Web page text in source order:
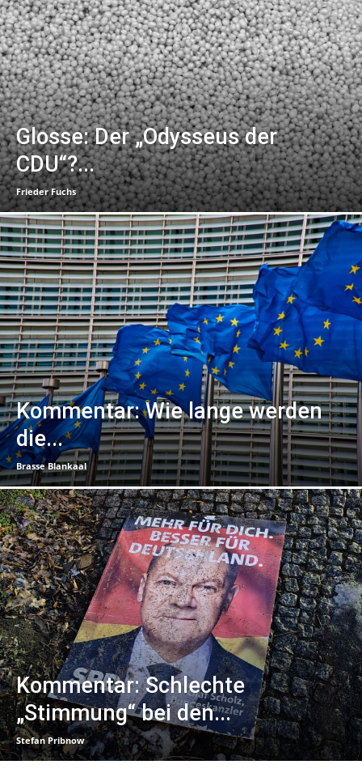
Glosse: Der „Odysseus der
CDU“?...
Frieder Fuchs
Kommentar: Wie lange werden
die...
Brasse Blankaal
Kommentar: Schlechte
„Stimmung“ bei den...
Stefan Pribnow